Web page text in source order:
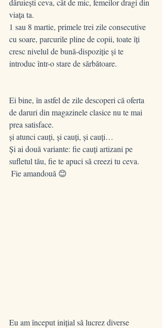
dăruiești ceva, cât de mic, femeilor dragi din
viața ta.
1 sau 8 martie, primele trei zile consecutive
cu soare, parcurile pline de copii, toate îți
cresc nivelul de bună-dispoziție și te
introduc într-o stare de sărbătoare.
Ei bine, în astfel de zile descoperi că oferta
de daruri din magazinele clasice nu te mai
prea satisface.
și atunci cauți, și cauți, și cauți…
Și ai două variante: fie cauți artizani pe
sufletul tău, fie te apuci să creezi tu ceva.
Fie amandouă 😊
Eu am început inițial să lucrez diverse